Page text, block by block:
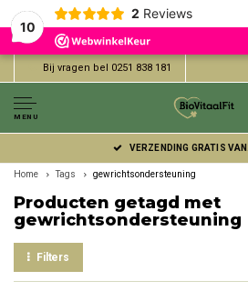
10
2 Reviews
Bij vragen bel 0251 838 181
MENU
VERZENDING GRATIS
Home Tags gewrichtsondersteuning
Producten getagd met
gewrichtsondersteuning
Filters